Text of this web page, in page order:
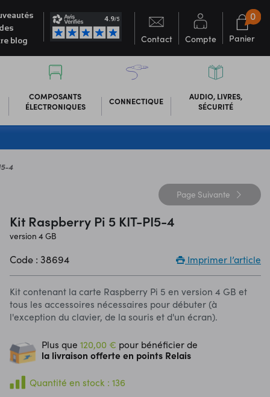
blog
Contact Compte Panier
0
COMPOSANTS
ÉLECTRONIQUES
CONNECTIQUE
AUDIO, LIVRES,
SÉCURITÉ
4
Page Suivante
Kit Raspberry Pi 5 KIT-PI5-4
version 4 GB
Code : 38694 Imprimer l’article
Kit contenant la carte Raspberry Pi 5 en version 4 GB et
tous les accessoires nécessaires pour débuter (à
l'exception du clavier, de la souris et d'un écran).
Plus que120,00 € pour bénéficier de
la livraison offerte en points Relais
Quantité en stock : 136